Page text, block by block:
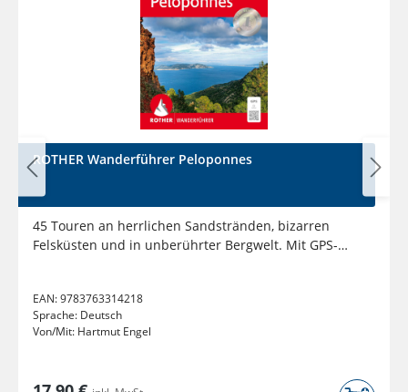
ROTHER Wanderführer Peloponnes
45 Touren an herrlichen Sandstränden, bizarren
Felsküsten und in unberührter Bergwelt. Mit GPS-
EAN:9783763314218
Sprache: Deutsch
Von/Mit: Hartmut Engel